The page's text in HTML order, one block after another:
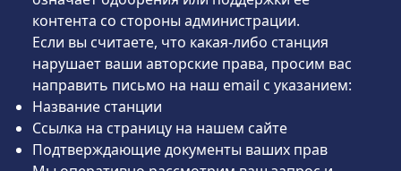
контента со стороны администрации.
Если вы считаете, что какая-либо станция
нарушает ваши авторские права, просим вас
направить письмо на наш email с указанием:
Название станции
Ссылка на страницу на нашем сайте
Подтверждающие документы ваших прав